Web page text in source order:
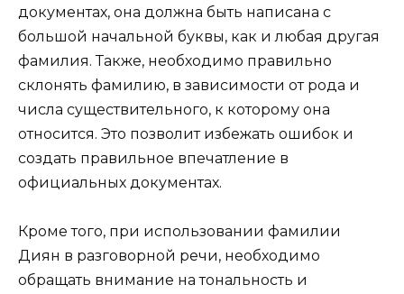
документах, она должна быть написана с
большой начальной буквы, как и любая другая
фамилия. Также, необходимо правильно
склонять фамилию, в зависимости от рода и
числа существительного, к которому она
относится. Это позволит избежать ошибок и
создать правильное впечатление в
официальных документах.
Кроме того, при использовании фамилии
Диян в разговорной речи, необходимо
обращать внимание на тональность и